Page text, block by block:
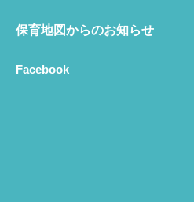
保育地図からのお知らせ
Facebook